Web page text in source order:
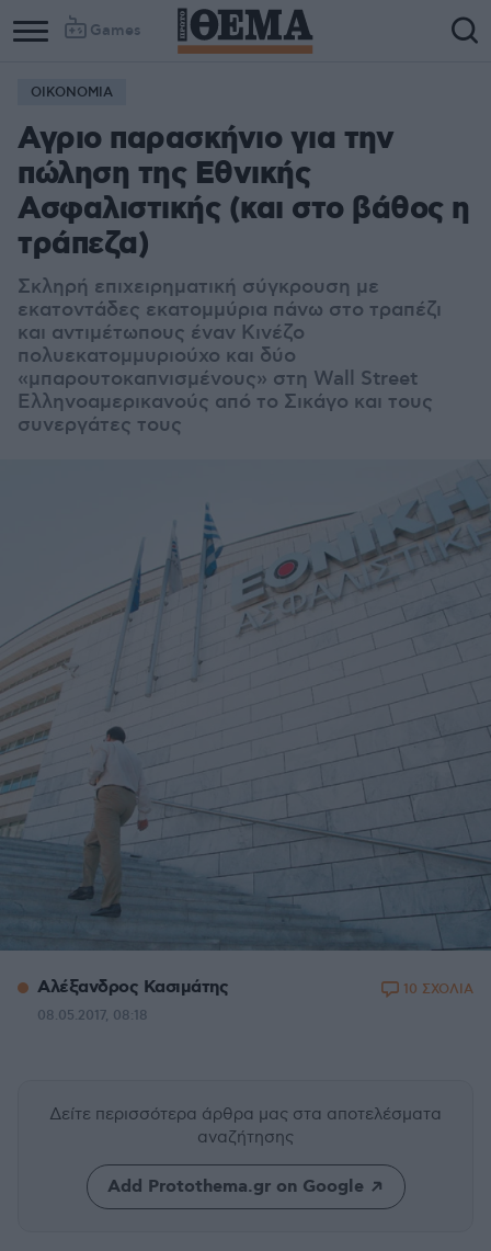
Games
ΟΙΚΟΝΟΜΙΑ
Αγριο παρασκήνιο για την
πώληση της Εθνικής
Ασφαλιστικής (και στο βάθος η
τράπεζα)
Σκληρή επιχειρηματική σύγκρουση με
εκατοντάδες εκατομμύρια πάνω στο τραπέζι
και αντιμέτωπους έναν Κινέζο
πολυεκατομμυριούχο και δύο
«μπαρουτοκαπνισμένους» στη Wall Street
Ελληνοαμερικανούς από το Σικάγο και τους
συνεργάτες τους
Αλέξανδρος Κασιμάτης
08.05.2017, 08:18
10 ΣΧΟΛΙΑ
Δείτε περισσότερα άρθρα μας στα αποτελέσματα
αναζήτησης
Add Protothema.gr on Google